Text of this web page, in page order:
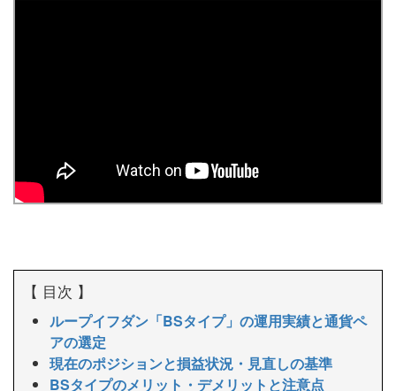
【 目次 】
ループイフダン「BSタイプ」の運用実績と通貨ペ
アの選定
現在のポジションと損益状況・見直しの基準
BSタイプのメリット・デメリットと注意点